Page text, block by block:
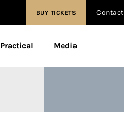
BUY TICKETS Contact
Practical Media